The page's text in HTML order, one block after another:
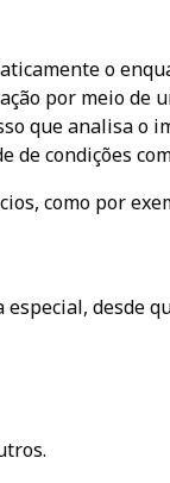
o
por meio de
que analisa o
de condições
como por
desde